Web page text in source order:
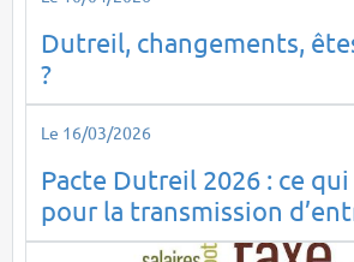
Dutreil, changements,
?
Le 16/03/2026
Pacte Dutreil 2026 : ce
pour la transmission